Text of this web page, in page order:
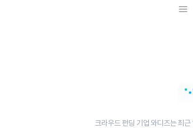
크라우드 펀딩 기업 와디즈는 최